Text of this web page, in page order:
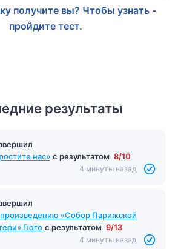
получите вы? Чтобы узнать -
пройдите тест.
результаты
нас» с результатом 8/10
4 минуты назад
произведению «Собор Парижской
Гюго с результатом 9/13
4 минуты назад